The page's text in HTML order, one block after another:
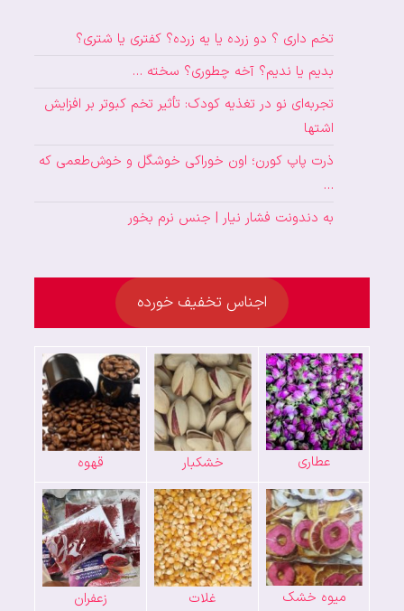
تخم داری ؟ دو زرده یا یه زرده؟ کفتری یا شتری؟
بدیم یا ندیم؟ آخه چطوری؟ سخته …
تجربه‌ای نو در تغذیه کودک: تأثیر تخم کبوتر بر افزایش
اشتها
ذرت پاپ کورن؛ اون خوراکی خوشگل و خوش‌طعمی که
…
به دندونت فشار نیار | جنس نرم بخور
اجناس تخفیف خورده
عطاری خشکبار قهوه
میوه خشک غلات زعفران